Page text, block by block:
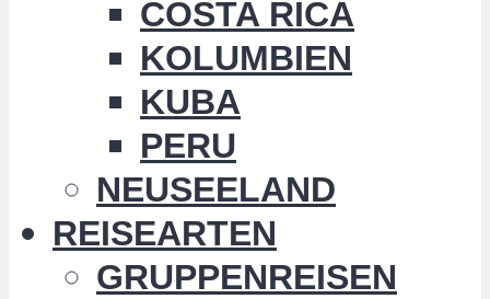
COSTA RICA
KOLUMBIEN
KUBA
PERU
NEUSEELAND
REISEARTEN
GRUPPENREISEN